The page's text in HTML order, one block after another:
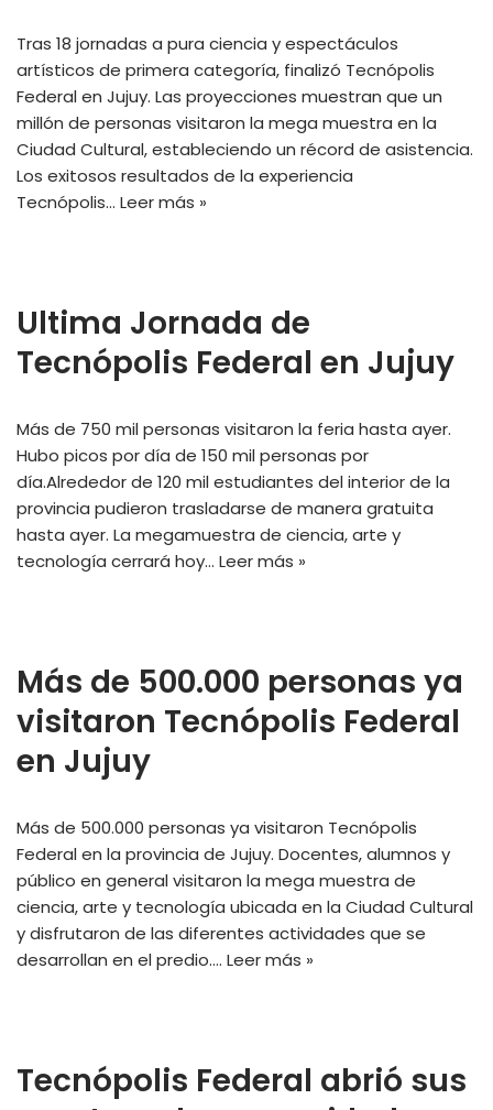
Tras 18 jornadas a pura ciencia y espectáculos
artísticos de primera categoría, finalizó Tecnópolis
Federal en Jujuy. Las proyecciones muestran que un
millón de personas visitaron la mega muestra en la
Ciudad Cultural, estableciendo un récord de asistencia.
Los exitosos resultados de la experiencia
Tecnópolis… Leer más »
Ultima Jornada de
Tecnópolis Federal en Jujuy
Más de 750 mil personas visitaron la feria hasta ayer.
Hubo picos por día de 150 mil personas por
día.Alrededor de 120 mil estudiantes del interior de la
provincia pudieron trasladarse de manera gratuita
hasta ayer. La megamuestra de ciencia, arte y
tecnología cerrará hoy… Leer más »
Más de 500.000 personas ya
visitaron Tecnópolis Federal
en Jujuy
Más de 500.000 personas ya visitaron Tecnópolis
Federal en la provincia de Jujuy. Docentes, alumnos y
público en general visitaron la mega muestra de
ciencia, arte y tecnología ubicada en la Ciudad Cultural
y disfrutaron de las diferentes actividades que se
desarrollan en el predio.… Leer más »
Tecnópolis Federal abrió sus